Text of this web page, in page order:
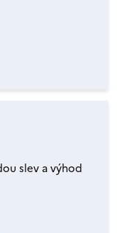
slev a výhod